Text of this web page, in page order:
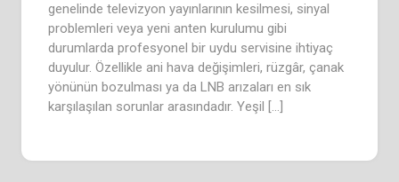
genelinde televizyon yayınlarının kesilmesi, sinyal
problemleri veya yeni anten kurulumu gibi
durumlarda profesyonel bir uydu servisine ihtiyaç
duyulur. Özellikle ani hava değişimleri, rüzgâr, çanak
yönünün bozulması ya da LNB arızaları en sık
karşılaşılan sorunlar arasındadır. Yeşil […]